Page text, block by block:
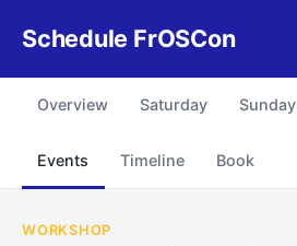
Schedule FrOSCon
Overview Saturday Sunday
Events Timeline Book
WORKSHOP